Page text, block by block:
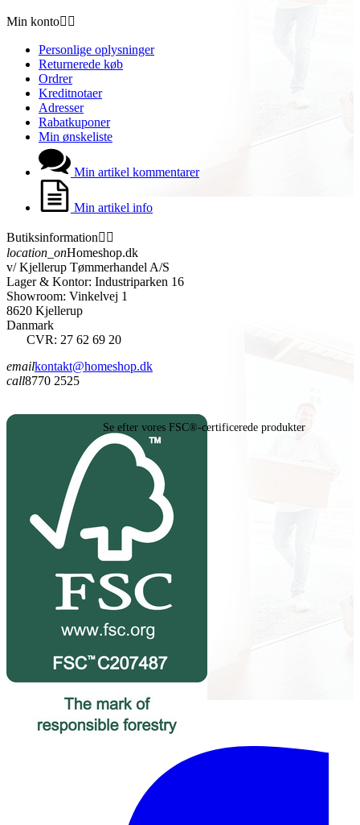
Min konto 
Personlige oplysninger
Returnerede køb
Ordrer
Kreditnotaer
Adresser
Rabatkuponer
Min ønskeliste
Min artikel kommentarer
Min artikel info
Butiksinformation 
location_onHomeshop.dk
v/ Kjellerup Tømmerhandel A/S
Lager & Kontor: Industriparken 16
Showroom: Vinkelvej 1
8620 Kjellerup
Danmark
CVR: 27 62 69 20
emailkontakt@homeshop.dk
call8770 2525
Se efter vores FSC®-certificerede produkter